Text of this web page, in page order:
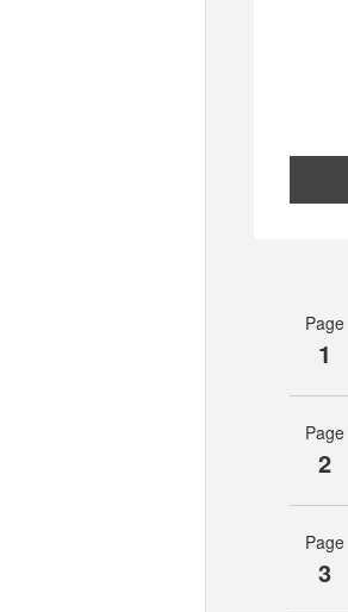
Page
1
Page
2
Page
3